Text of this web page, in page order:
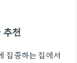
추천
집중하는 집에서